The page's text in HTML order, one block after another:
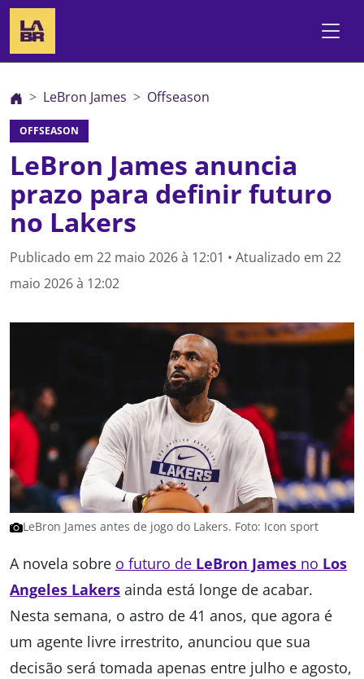
LeBron James Offseason
OFFSEASON
LeBron James anuncia
prazo para definir futuro
no Lakers
Publicado em 22 maio 2026 à 12:01 • Atualizado em 22
maio 2026 à 12:02
LeBron James antes de jogo do Lakers. Foto: Icon sport
A novela sobre o futuro de LeBron James no Los
Angeles Lakers ainda está longe de acabar.
Nesta semana, o astro de 41 anos, que agora é
um agente livre irrestrito, anunciou que sua
decisão será tomada apenas entre julho e agosto,